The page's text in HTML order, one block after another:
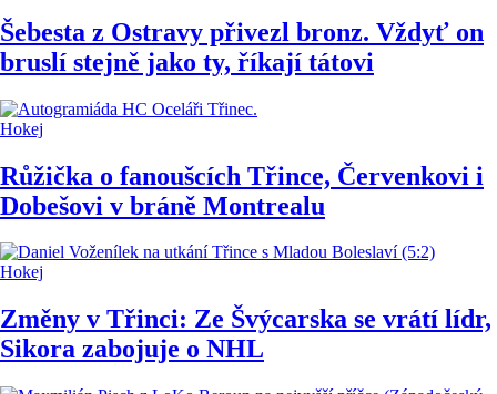
Šebesta z Ostravy přivezl bronz. Vždyť on
bruslí stejně jako ty, říkají tátovi
Hokej
Růžička o fanoušcích Třince, Červenkovi i
Dobešovi v bráně Montrealu
Hokej
Změny v Třinci: Ze Švýcarska se vrátí lídr,
Sikora zabojuje o NHL